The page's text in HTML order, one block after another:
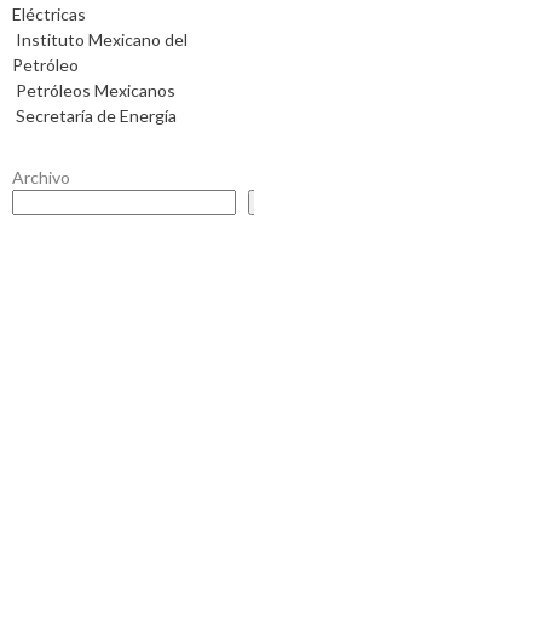
Eléctricas
Instituto Mexicano del
Petróleo
Petróleos Mexicanos
Secretaría de Energía
Archivo